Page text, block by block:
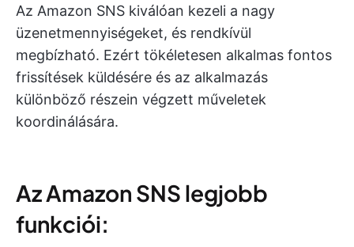
Az Amazon SNS kiválóan kezeli a nagy
üzenetmennyiségeket, és rendkívül
megbízható. Ezért tökéletesen alkalmas fontos
frissítések küldésére és az alkalmazás
különböző részein végzett műveletek
koordinálására.
Az Amazon SNS legjobb
funkciói: